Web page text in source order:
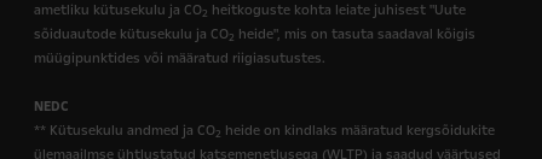
ametliku kütusekulu ja CO2 heitkoguste kohta leiate juhisest "Uute
sõiduautode kütusekulu ja CO2 heide", mis on tasuta saadaval kõigis
müügipunktides või määratud riigiasutustes.
NEDC
** Kütusekulu andmed ja CO2 heide on kindlaks määratud kergsõidukite
ülemaailmse ühtlustatud katsemenetlusega (WLTP) ja saadud väärtused